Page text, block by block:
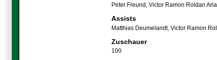
Peter Freund , Victor Ramon Roldan
Assists
Matthias Deumelandt, Victor Ramon
Zuschauer
100